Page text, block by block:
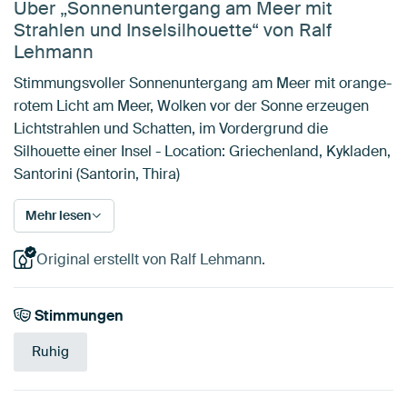
Über „Sonnenuntergang am Meer mit
Strahlen und Inselsilhouette“ von Ralf
Lehmann
Stimmungsvoller Sonnenuntergang am Meer mit orange-
rotem Licht am Meer, Wolken vor der Sonne erzeugen
Lichtstrahlen und Schatten, im Vordergrund die
Silhouette einer Insel - Location: Griechenland, Kykladen,
Santorini (Santorin, Thira)
Mehr lesen
Original erstellt von Ralf Lehmann.
Stimmungen
Ruhig